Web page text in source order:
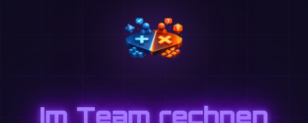
Im Team rechnen